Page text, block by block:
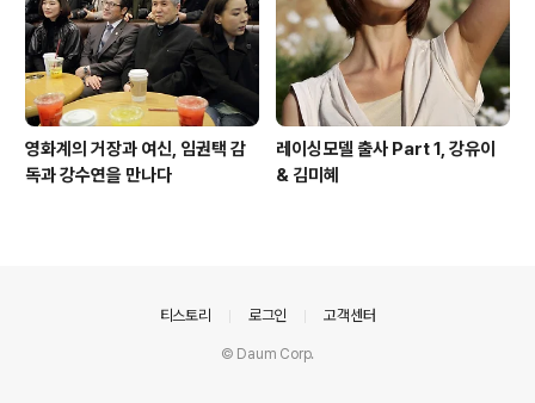
영화계의 거장과 여신, 임권택 감
독과 강수연을 만나다
레이싱모델 출사 Part 1, 강유이
& 김미혜
티스토리 로그인 고객센터
© Daum Corp.